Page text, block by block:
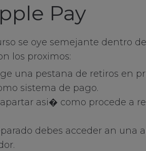
Pay
se oye semejante dentro
los proximos:
una pestana de retiros en
sistema de pago.
asi� como procede a
debes acceder an una